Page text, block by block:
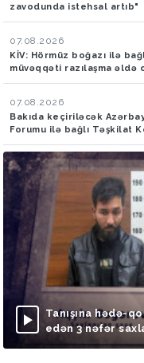
zavodunda istehsal artıb"
07.08.2026
KİV: Hörmüz boğazı ilə
müvəqqəti razılaşma əldə
07.08.2026
Bakıda keçiriləcək
Forumu ilə bağlı Təşkilat
Tanışına hədə-
edən 3 nəfər